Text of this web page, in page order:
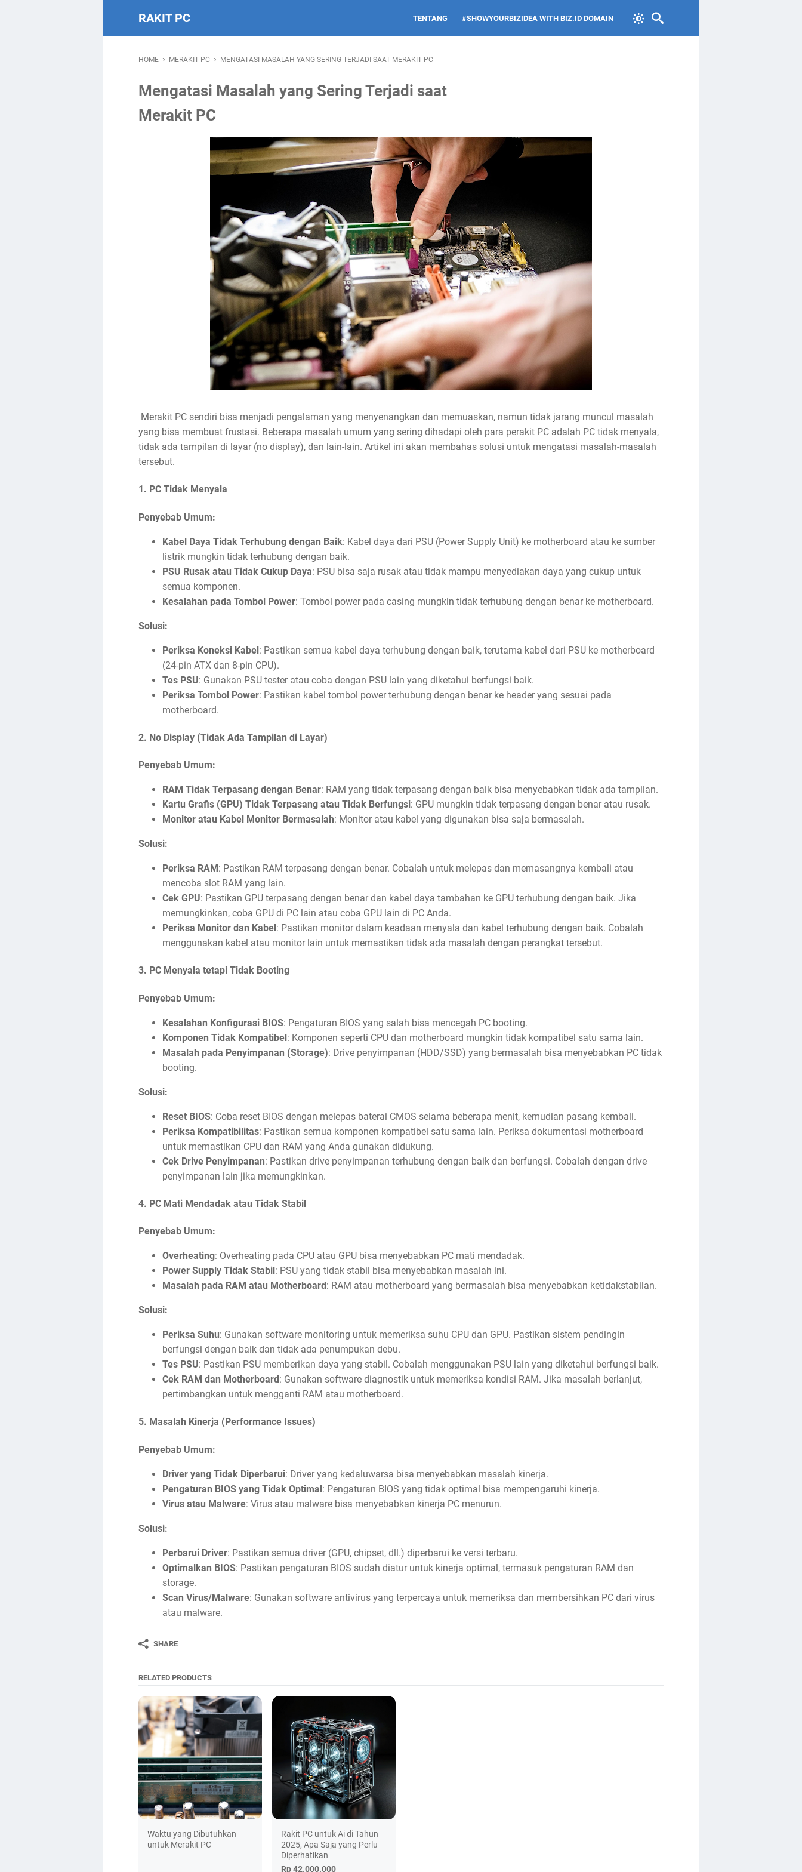
RAKIT PC TENTANG #SHOWYOURBIZIDEA WITH BIZ.ID DOMAIN
HOME › MERAKIT PC › MENGATASI MASALAH YANG SERING TERJADI SAAT MERAKIT PC
Mengatasi Masalah yang Sering Terjadi saat
Merakit PC
Merakit PC sendiri bisa menjadi pengalaman yang menyenangkan dan memuaskan, namun tidak jarang muncul masalah
yang bisa membuat frustasi. Beberapa masalah umum yang sering dihadapi oleh para perakit PC adalah PC tidak menyala,
tidak ada tampilan di layar (no display), dan lain-lain. Artikel ini akan membahas solusi untuk mengatasi masalah-masalah
tersebut.
1. PC Tidak Menyala
Penyebab Umum:
Kabel Daya Tidak Terhubung dengan Baik: Kabel daya dari PSU (Power Supply Unit) ke motherboard atau ke sumber
listrik mungkin tidak terhubung dengan baik.
PSU Rusak atau Tidak Cukup Daya: PSU bisa saja rusak atau tidak mampu menyediakan daya yang cukup untuk
semua komponen.
Kesalahan pada Tombol Power: Tombol power pada casing mungkin tidak terhubung dengan benar ke motherboard.
Solusi:
Periksa Koneksi Kabel: Pastikan semua kabel daya terhubung dengan baik, terutama kabel dari PSU ke motherboard
(24-pin ATX dan 8-pin CPU).
Tes PSU: Gunakan PSU tester atau coba dengan PSU lain yang diketahui berfungsi baik.
Periksa Tombol Power: Pastikan kabel tombol power terhubung dengan benar ke header yang sesuai pada
motherboard.
2. No Display (Tidak Ada Tampilan di Layar)
Penyebab Umum:
RAM Tidak Terpasang dengan Benar: RAM yang tidak terpasang dengan baik bisa menyebabkan tidak ada tampilan.
Kartu Grafis (GPU) Tidak Terpasang atau Tidak Berfungsi: GPU mungkin tidak terpasang dengan benar atau rusak.
Monitor atau Kabel Monitor Bermasalah: Monitor atau kabel yang digunakan bisa saja bermasalah.
Solusi:
Periksa RAM: Pastikan RAM terpasang dengan benar. Cobalah untuk melepas dan memasangnya kembali atau
mencoba slot RAM yang lain.
Cek GPU: Pastikan GPU terpasang dengan benar dan kabel daya tambahan ke GPU terhubung dengan baik. Jika
memungkinkan, coba GPU di PC lain atau coba GPU lain di PC Anda.
Periksa Monitor dan Kabel: Pastikan monitor dalam keadaan menyala dan kabel terhubung dengan baik. Cobalah
menggunakan kabel atau monitor lain untuk memastikan tidak ada masalah dengan perangkat tersebut.
3. PC Menyala tetapi Tidak Booting
Penyebab Umum:
Kesalahan Konfigurasi BIOS: Pengaturan BIOS yang salah bisa mencegah PC booting.
Komponen Tidak Kompatibel: Komponen seperti CPU dan motherboard mungkin tidak kompatibel satu sama lain.
Masalah pada Penyimpanan (Storage): Drive penyimpanan (HDD/SSD) yang bermasalah bisa menyebabkan PC tidak
booting.
Solusi:
Reset BIOS: Coba reset BIOS dengan melepas baterai CMOS selama beberapa menit, kemudian pasang kembali.
Periksa Kompatibilitas: Pastikan semua komponen kompatibel satu sama lain. Periksa dokumentasi motherboard
untuk memastikan CPU dan RAM yang Anda gunakan didukung.
Cek Drive Penyimpanan: Pastikan drive penyimpanan terhubung dengan baik dan berfungsi. Cobalah dengan drive
penyimpanan lain jika memungkinkan.
4. PC Mati Mendadak atau Tidak Stabil
Penyebab Umum:
Overheating: Overheating pada CPU atau GPU bisa menyebabkan PC mati mendadak.
Power Supply Tidak Stabil: PSU yang tidak stabil bisa menyebabkan masalah ini.
Masalah pada RAM atau Motherboard: RAM atau motherboard yang bermasalah bisa menyebabkan ketidakstabilan.
Solusi:
Periksa Suhu: Gunakan software monitoring untuk memeriksa suhu CPU dan GPU. Pastikan sistem pendingin
berfungsi dengan baik dan tidak ada penumpukan debu.
Tes PSU: Pastikan PSU memberikan daya yang stabil. Cobalah menggunakan PSU lain yang diketahui berfungsi baik.
Cek RAM dan Motherboard: Gunakan software diagnostik untuk memeriksa kondisi RAM. Jika masalah berlanjut,
pertimbangkan untuk mengganti RAM atau motherboard.
5. Masalah Kinerja (Performance Issues)
Penyebab Umum:
Driver yang Tidak Diperbarui: Driver yang kedaluwarsa bisa menyebabkan masalah kinerja.
Pengaturan BIOS yang Tidak Optimal: Pengaturan BIOS yang tidak optimal bisa mempengaruhi kinerja.
Virus atau Malware: Virus atau malware bisa menyebabkan kinerja PC menurun.
Solusi:
Perbarui Driver: Pastikan semua driver (GPU, chipset, dll.) diperbarui ke versi terbaru.
Optimalkan BIOS: Pastikan pengaturan BIOS sudah diatur untuk kinerja optimal, termasuk pengaturan RAM dan
storage.
Scan Virus/Malware: Gunakan software antivirus yang terpercaya untuk memeriksa dan membersihkan PC dari virus
atau malware.
SHARE
RELATED PRODUCTS
Waktu yang Dibutuhkan
untuk Merakit PC
Rakit PC untuk Ai di Tahun
2025, Apa Saja yang Perlu
Diperhatikan
Rp 42.000.000